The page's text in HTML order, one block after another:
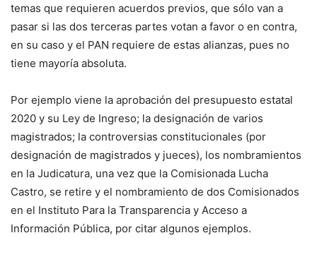
temas que requieren acuerdos previos, que sólo van a
pasar si las dos terceras partes votan a favor o en contra,
en su caso y el PAN requiere de estas alianzas, pues no
tiene mayoría absoluta.
Por ejemplo viene la aprobación del presupuesto estatal
2020 y su Ley de Ingreso; la designación de varios
magistrados; la controversias constitucionales (por
designación de magistrados y jueces), los nombramientos
en la Judicatura, una vez que la Comisionada Lucha
Castro, se retire y el nombramiento de dos Comisionados
en el Instituto Para la Transparencia y Acceso a
Información Pública, por citar algunos ejemplos.